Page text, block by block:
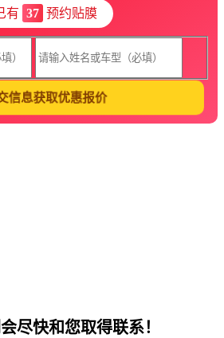
有 37 预约贴膜
信息获取优惠报价
尽快和您取得联系！